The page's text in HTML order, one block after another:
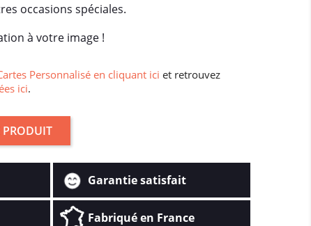
occasions spéciales.
à votre image !
Personnalisé en cliquant ici et retrouvez
ici.
PRODUIT
Garantie satisfait
Fabriqué en France